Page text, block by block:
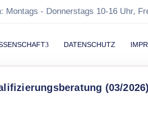
Montags - Donnerstags 10-16 Uhr,
DATENSCHUTZ
(03/2026)